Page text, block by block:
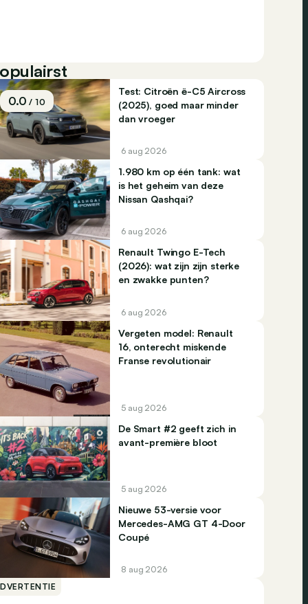
0.0/ 10
Test: Citroën ë-C5 Aircross
(2025), goed maar minder
dan vroeger
6 aug 2026
1.980 km op één tank: wat
is het geheim van deze
Nissan Qashqai?
6 aug 2026
Renault Twingo E-Tech
(2026): wat zijn zijn sterke
en zwakke punten?
6 aug 2026
Vergeten model: Renault
16, onterecht miskende
Franse revolutionair
5 aug 2026
De Smart #2 geeft zich in
avant-première bloot
5 aug 2026
Nieuwe 53-versie voor
Mercedes-AMG GT 4-Door
Coupé
8 aug 2026